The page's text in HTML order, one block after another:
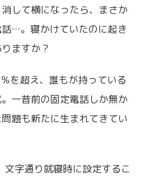
して横になったら、まさか
…。寝かけていたのに起き
ますか？
を超え、誰もが持っている
一昔前の固定電話しか無か
題も新たに生まれてきてい
文字通り就寝時に設定するこ